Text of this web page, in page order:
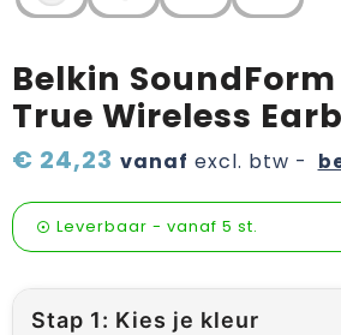
Belkin
True Wireless
€ 24,23 vanaf excl. btw -
Leverbaar - vanaf 5 st.
Stap 1: Kies je kleur